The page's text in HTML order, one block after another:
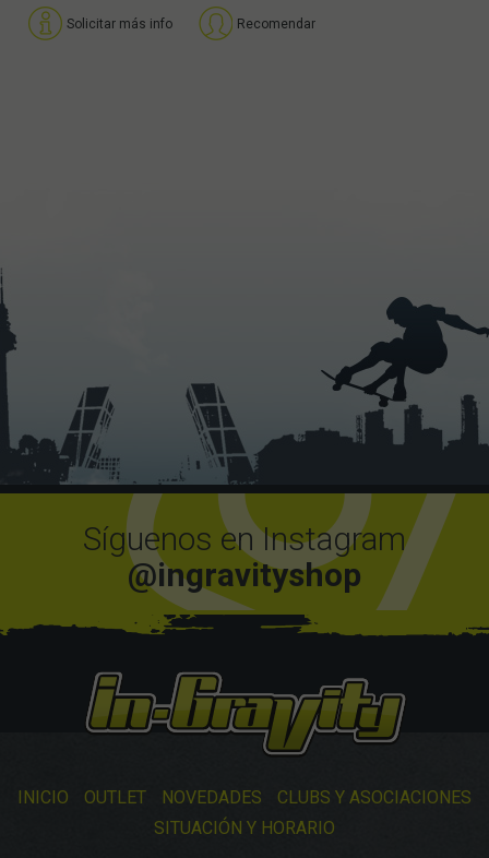
Solicitar más info Recomendar
Síguenos en Instagram
@ingravityshop
INICIO OUTLET NOVEDADES
CLUBS Y ASOCIACIONES
SITUACIÓN Y HORARIO